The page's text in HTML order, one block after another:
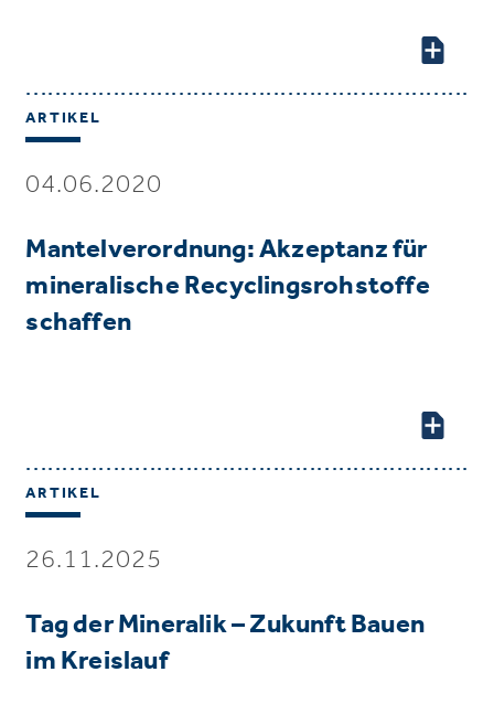
ARTIKEL
04.06.2020
Mantelverordnung: Akzeptanz für
mineralische Recyclingsrohstoffe
schaffen
ARTIKEL
26.11.2025
Tag der Mineralik – Zukunft Bauen
im Kreislauf